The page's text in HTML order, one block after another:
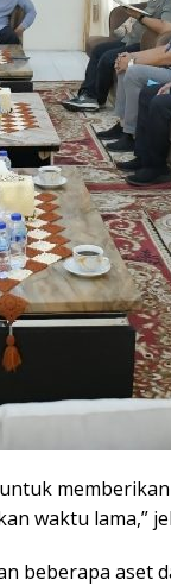
waktu lama,”
beberapa aset